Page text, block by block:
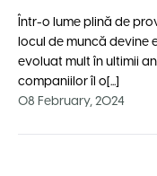
Într-o lume plină de
locul de muncă devine
evoluat mult în ultimii
companiilor îl o[...]
08 February, 2024